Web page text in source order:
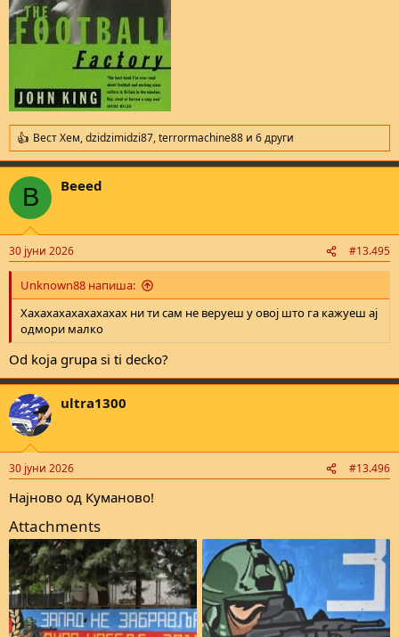
R
e
a
c
i
s
:
Вест Хем,dzidzimidzi87,terrormachine88 и 6 други
B Beeed
30 јуни 2026 #13.495
Unknown88 напиша:
Хахахахахахахахах ни ти сам не веруеш у овој што га кажуеш ај
одмори малко
Od koja grupa si ti decko?
ultra1300
30 јуни 2026 #13.496
Најново од Куманово!
Attachments